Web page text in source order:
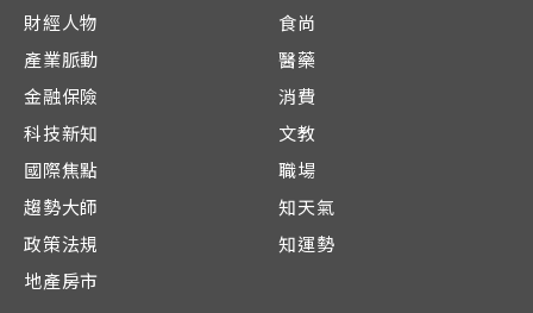
財經人物
產業脈動
金融保險
科技新知
國際焦點
趨勢大師
政策法規
地產房市
食尚
醫藥
消費
文教
職場
知天氣
知運勢